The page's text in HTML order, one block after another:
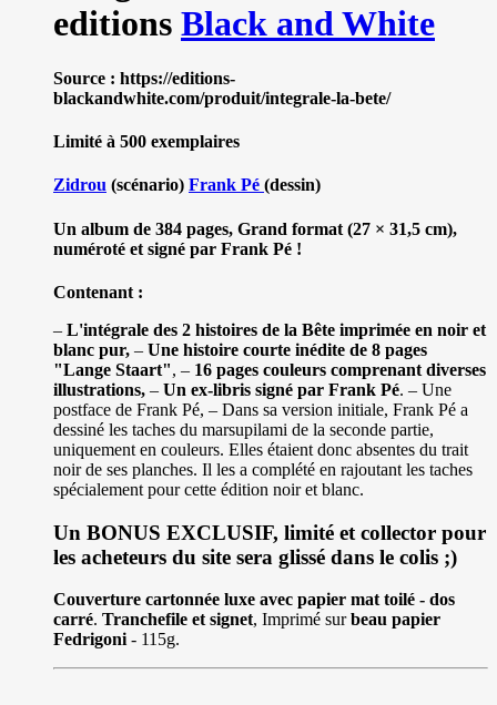
editions Black and White
Source : https://editions-
blackandwhite.com/produit/integrale-la-bete/
Limité à 500 exemplaires
Zidrou (scénario) Frank Pé (dessin)
Un album de 384 pages, Grand format (27 × 31,5 cm),
numéroté et signé par Frank Pé !
Contenant :
– L'intégrale des 2 histoires de la Bête imprimée en noir et
blanc pur, – Une histoire courte inédite de 8 pages
"Lange Staart", – 16 pages couleurs comprenant diverses
illustrations, – Un ex-libris signé par Frank Pé. – Une
postface de Frank Pé, – Dans sa version initiale, Frank Pé a
dessiné les taches du marsupilami de la seconde partie,
uniquement en couleurs. Elles étaient donc absentes du trait
noir de ses planches. Il les a complété en rajoutant les taches
spécialement pour cette édition noir et blanc.
Un BONUS EXCLUSIF, limité et collector pour
les acheteurs du site sera glissé dans le colis ;)
Couverture cartonnée luxe avec papier mat toilé - dos
carré. Tranchefile et signet, Imprimé surbeau papier
Fedrigoni - 115g.